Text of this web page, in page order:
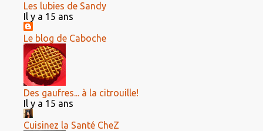
Les lubies de Sandy
Il y a 15 ans
Le blog de Caboche
Des gaufres... à la citrouille!
Il y a 15 ans
Cuisinez la Santé CheZ